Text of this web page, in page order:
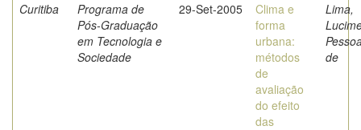
Curitiba
Programa de
Pós-Graduação
em Tecnologia e
Sociedade
29-Set-2005
Clima e
forma
urbana:
métodos
de
avaliação
do efeito
das
Lima,
de